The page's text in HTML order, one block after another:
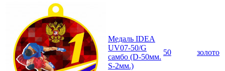
Медаль IDEA
UV07-50/G
самбо (D-50мм.
S-2мм.)
50 золото